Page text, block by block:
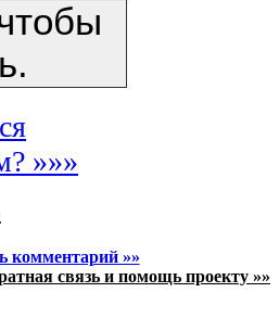
»»»
комментарий »»
связь и помощь проекту »»